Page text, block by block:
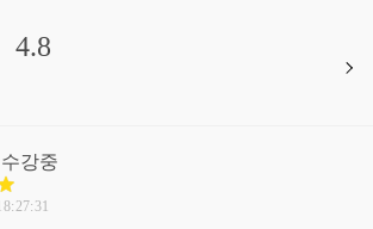
4.8
수강중